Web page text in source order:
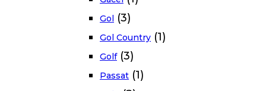
Gol (3)
Gol Country (1)
Golf (3)
Passat (1)